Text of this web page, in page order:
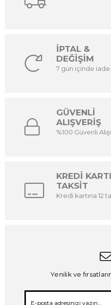
İPTAL &
DEĞİŞİM
7 gün içinde iade.
GÜVENLİ
ALIŞVERİŞ
%100 Güvenli
KREDİ
TAKSİT
Kredi kartına 12
Yenilik ve